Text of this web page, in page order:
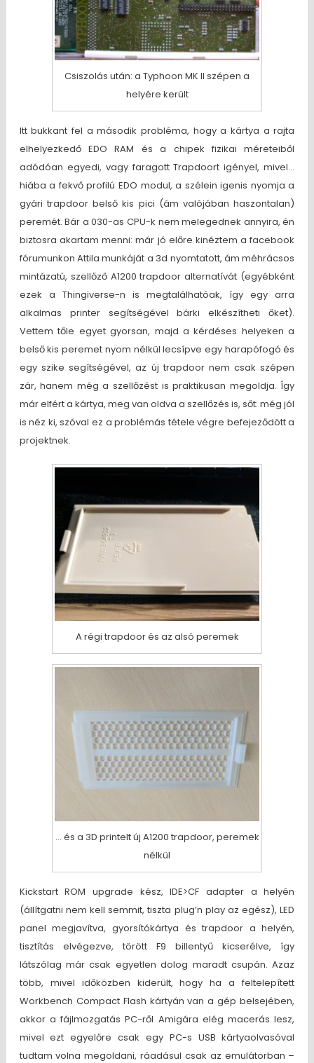
Csiszolás után: a Typhoon MK II szépen a
helyére került
Itt bukkant fel a második probléma, hogy a kártya a rajta
elhelyezkedő EDO RAM és a chipek fizikai méreteiből
adódóan egyedi, vagy faragott Trapdoort igényel, mivel…
hiába a fekvő profilú EDO modul, a szélein igenis nyomja a
gyári trapdoor belső kis pici (ám valójában haszontalan)
peremét. Bár a 030-as CPU-k nem melegednek annyira, én
biztosra akartam menni: már jó előre kinéztem a facebook
fórumunkon Attila munkáját a 3d nyomtatott, ám méhrácsos
mintázatú, szellőző A1200 trapdoor alternatívát (egyébként
ezek a Thingiverse-n is megtalálhatóak, így egy arra
alkalmas printer segítségével bárki elkészítheti őket).
Vettem tőle egyet gyorsan, majd a kérdéses helyeken a
belső kis peremet nyom nélkül lecsípve egy harapófogó és
egy szike segítségével, az új trapdoor nem csak szépen
zár, hanem még a szellőzést is praktikusan megoldja. Így
már elfért a kártya, meg van oldva a szellőzés is, sőt: még jól
is néz ki, szóval ez a problémás tétele végre befejeződött a
projektnek.
A régi trapdoor és az alsó peremek
… és a 3D printelt új A1200 trapdoor, peremek
nélkül
Kickstart ROM upgrade kész, IDE>CF adapter a helyén
(állítgatni nem kell semmit, tiszta plug’n play az egész), LED
panel megjavítva, gyorsítókártya és trapdoor a helyén,
tisztítás elvégezve, törött F9 billentyű kicserélve, így
látszólag már csak egyetlen dolog maradt csupán. Azaz
több, mivel időközben kiderült, hogy ha a feltelepített
Workbench Compact Flash kártyán van a gép belsejében,
akkor a fájlmozgatás PC-ről Amigára elég macerás lesz,
mivel ezt egyelőre csak egy PC-s USB kártyaolvasóval
tudtam volna megoldani, ráadásul csak az emulátorban –